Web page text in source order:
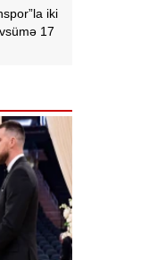
iki
17